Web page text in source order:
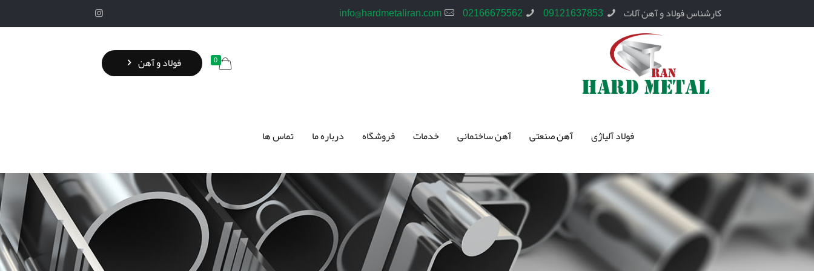
کارشناس فولاد و آهن آلات 09121637853
02166675562
info@hardmetaliran.com
فولاد آلیاژی آهن صنعتی آهن ساختمانی خدمات فروشگاه درباره ما تماس ها
0 فولاد و آهن